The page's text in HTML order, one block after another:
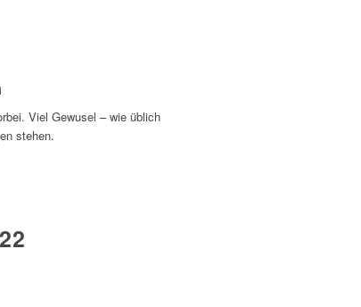
Viel Gewusel – wie üblich
stehen.